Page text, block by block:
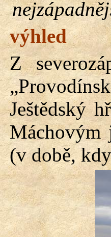
výhled
Z
Ještědský
Máchovým
(v době,